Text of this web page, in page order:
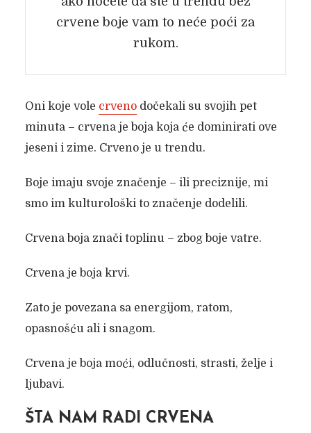
crvene boje vam to neće poći za
rukom.
Oni koje vole crvenodočekali su svojih pet
minuta – crvena je boja koja će dominirati ove
jeseni i zime. Crveno je u trendu.
Boje imaju svoje značenje – ili preciznije, mi
smo im kulturološki to značenje dodelili.
Crvena boja znači toplinu – zbog boje vatre.
Crvena je boja krvi.
Zato je povezana sa energijom, ratom,
opasnošću ali i snagom.
Crvena je boja moći, odlučnosti, strasti, želje i
ljubavi.
ŠTA NAM RADI CRVENA